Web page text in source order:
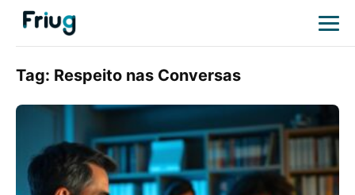
Tag: Respeito nas Conversas